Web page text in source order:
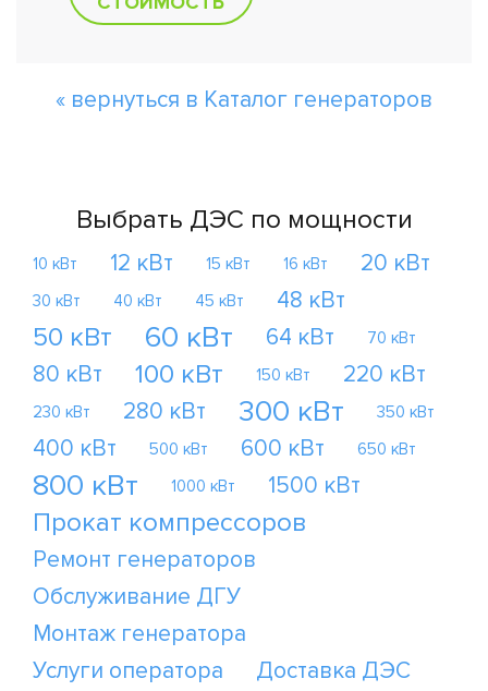
« вернуться в Каталог генераторов
Выбрать ДЭС по мощности
10 кВт 12 кВт 15 кВт 16 кВт 20 кВт
30 кВт 40 кВт 45 кВт 48 кВт
50 кВт 60 кВт 64 кВт 70 кВт
80 кВт 100 кВт 150 кВт 220 кВт
230 кВт 280 кВт 300 кВт 350 кВт
400 кВт 500 кВт 600 кВт 650 кВт
800 кВт 1000 кВт 1500 кВт
Прокат компрессоров
Ремонт генераторов
Обслуживание ДГУ
Монтаж генератора
Услуги оператора
Доставка ДЭС